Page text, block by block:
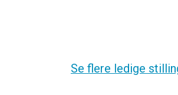
Se flere ledige